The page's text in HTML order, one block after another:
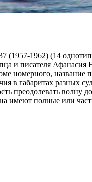
(1957-1962) (14
и писателя
номерного, название
в габаритах разных
преодолевать волну
имеют полные или